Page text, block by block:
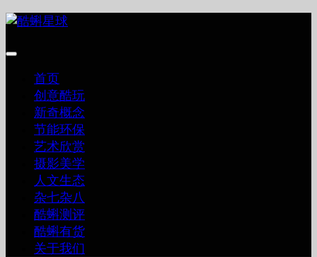
跳
内
首页
创意酷玩
新奇概念
节能环保
艺术欣赏
摄影美学
人文生态
杂七杂八
酷蝌测评
酷蝌有货
关于我们